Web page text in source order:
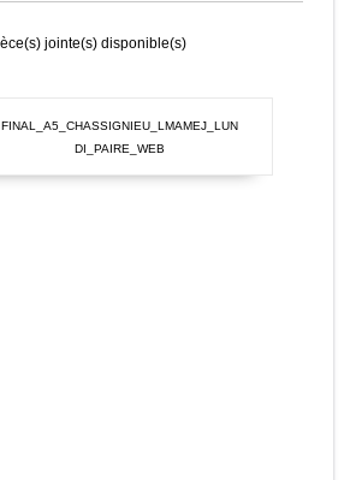
jointe(s) disponible(s)
FINAL_A5_CHASSIGNIEU_LMAMEJ_LUN
DI_PAIRE_WEB